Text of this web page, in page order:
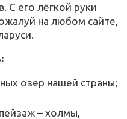
С его лёгкой руки
на любом сайте,
озер нашей страны;
– холмы,